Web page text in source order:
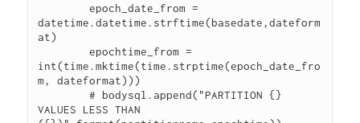
        epoch_date_from =
datetime.datetime.strftime(basedate,dateform
at)
        epochtime_from =
int(time.mktime(time.strptime(epoch_date_fro
m, dateformat)))
        # bodysql.append("PARTITION {}
VALUES LESS THAN